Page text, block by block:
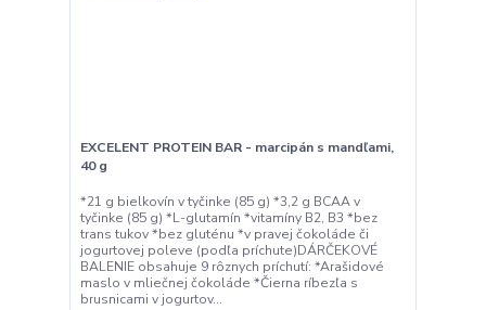
EXCELENT PROTEIN BAR - marcipán s mandľami,
40 g
*21 g bielkovín v tyčinke (85 g) *3,2 g BCAA v
tyčinke (85 g) *L-glutamín *vitamíny B2, B3 *bez
trans tukov *bez gluténu *v pravej čokoláde či
jogurtovej poleve (podľa príchute)DÁRČEKOVÉ
BALENIE obsahuje 9 rôznych príchutí: *Arašidové
maslo v mliečnej čokoláde *Čierna ríbezľa s
brusnicami v jogurtov...